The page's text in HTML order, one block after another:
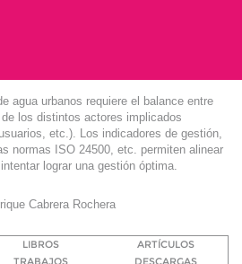
agua urbanos requiere el balance entre
los distintos actores implicados
etc.). Los indicadores de gestión,
normas ISO 24500, etc. permiten alinear
lograr una gestión óptima.
Cabrera Rochera
LIBROS
ARTÍCULOS
TRABAJOS
DESCARGAS